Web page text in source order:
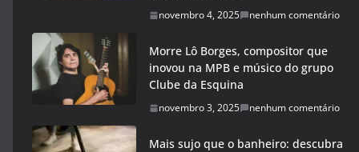
novembro 4, 2025 nenhum comentário
Morre Lô Borges, compositor que
inovou na MPB e músico do grupo
Clube da Esquina
novembro 3, 2025 nenhum comentário
Mais sujo que o banheiro: descubra